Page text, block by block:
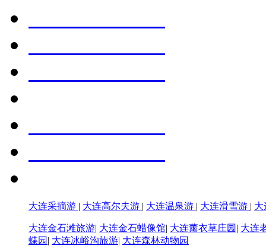
大连采摘游 | 大连高尔夫游 | 大连温泉游 | 大连滑雪游 |
大连金石滩旅游| 大连金石蜡像馆| 大连薰衣草庄园 | 大连
蝶园 | 大连冰峪沟旅游| 大连森林动物园